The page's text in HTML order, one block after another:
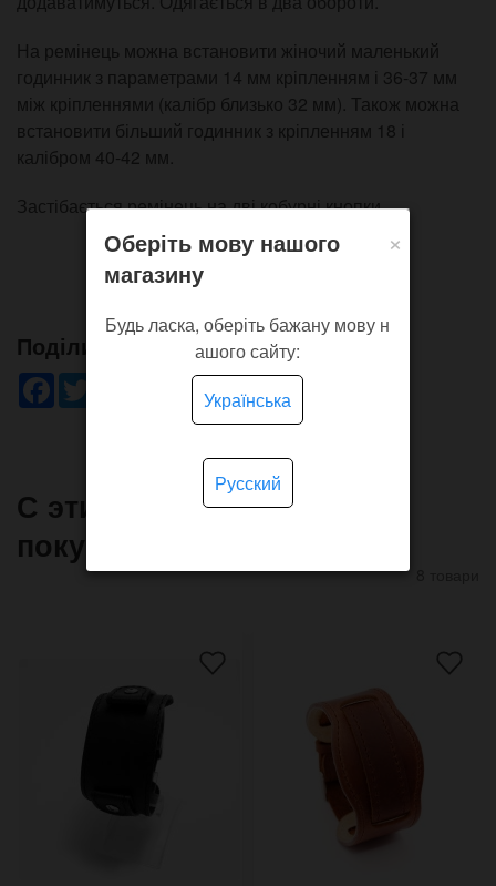
На ремінець можна встановити жіночий маленький
годинник з параметрами 14 мм кріпленням і 36-37 мм
між кріпленнями (калібр близько 32 мм). Також можна
встановити більший годинник з кріпленням 18 і
калібром 40-42 мм.
Застібається ремінець на дві кобурні кнопки.
Поділись!
Facebook WhatsApp
ViberPinterestTelegram
С этим товаром часто
покупают
×
Оберіть мову нашого
магазину
Будь ласка, оберіть бажану мову н
ашого сайту:
Українська
Русский